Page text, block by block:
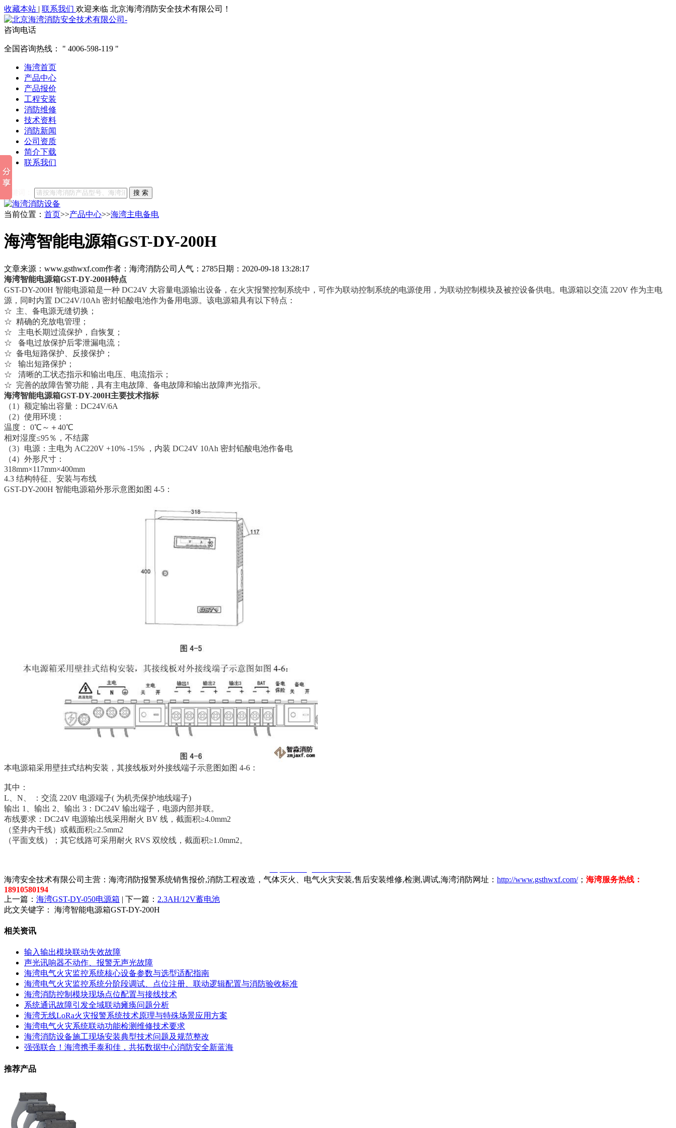
收藏本站 | 联系我们 欢迎来临 北京海湾消防安全技术有限公司！
咨询电话
全国咨询热线： 4006-598-119
海湾首页
产品中心
产品报价
工程安装
消防维修
技术资料
消防新闻
公司资质
简介下载
联系我们
他们都在搜索:
搜 索
当前位置： 首页>>产品中心>>海湾主电备电
海湾智能电源箱GST-DY-200H
文章来源：www.gsthwxf.com作者：海湾消防公司 人气：2785日期：2020-09-18 13:28:17
海湾智能电源箱GST-DY-200H特点
GST-DY-200H 智能电源箱是一种 DC24V 大容量电源输出设备，在火灾报警控制系统中，可作为联动控制系统的电源使用，为联动控制模块及被控设备供电。电源箱以交流 220V 作为主电
源，同时内置 DC24V/10Ah 密封铅酸电池作为备用电源。该电源箱具有以下特点：
☆ 主、备电源无缝切换；
☆ 精确的充放电管理；
☆ 主电长期过流保护，自恢复；
☆ 备电过放保护后零泄漏电流；
☆ 备电短路保护、反接保护；
☆ 输出短路保护；
☆ 清晰的工状态指示和输出电压、电流指示；
☆ 完善的故障告警功能，具有主电故障、备电故障和输出故障声光指示。
海湾智能电源箱GST-DY-200H主要技术指标
（1）额定输出容量：DC24V/6A
（2）使用环境：
温度： 0℃～＋40℃
相对湿度≤95％，不结露
（3）电源：主电为 AC220V +10% -15% ，内装 DC24V 10Ah 密封铅酸电池作备电
（4）外形尺寸：
318mm×117mm×400mm
4.3 结构特征、安装与布线
GST-DY-200H 智能电源箱外形示意图如图 4-5：
本电源箱采用壁挂式结构安装，其接线板对外接线端子示意图如图 4-6：
其中：
L、N、 ：交流 220V 电源端子( 为机壳保护地线端子)
输出 1、输出 2、输出 3：DC24V 输出端子，电源内部并联。
布线要求：DC24V 电源输出线采用耐火 BV 线，截面积≥4.0mm2
（坚井内干线）或截面积≥2.5mm2
（平面支线）；其它线路可采用耐火 RVS 双绞线，截面积≥1.0mm2。
海湾安全技术有限公司主营：海湾消防报警系统销售报价,消防工程改造，气体灭火、电气火灾安装,售后安装维修,检测,调试,海湾消防网址： http://www.gsthwxf.com/； 海湾服务热线：
18910580194
上一篇： 海湾GST-DY-050电源箱 | 下一篇： 2.3AH/12V蓄电池
此文关键字：
海湾智能电源箱GST-DY-200H
相关资讯
输入输出模块联动失效故障
声光讯响器不动作、报警无声光故障
海湾电气火灾监控系统核心设备参数与选型适配指南
海湾电气火灾监控系统分阶段调试、点位注册、联动逻辑配置与消防验收标准
海湾消防控制模块现场点位配置与接线技术
系统通讯故障引发全域联动瘫痪问题分析
海湾无线LoRa火灾报警系统技术原理与特殊场景应用方案
海湾电气火灾系统联动功能检测维修技术要求
海湾消防设备施工现场安装典型技术问题及规范整改
强强联合！海湾携手泰和佳，共拓数据中心消防安全新蓝海
推荐产品